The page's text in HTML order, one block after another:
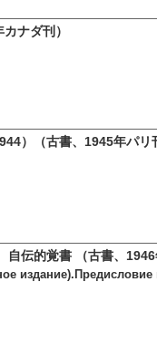
ナダ刊）
）（古書、1945年パリ
伝的覚書 （古書、1946